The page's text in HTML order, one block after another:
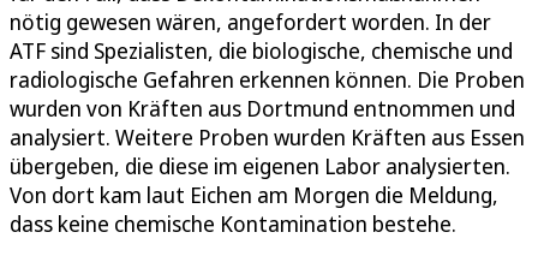
nötig gewesen wären, angefordert worden. In der
ATF sind Spezialisten, die biologische, chemische und
radiologische Gefahren erkennen können. Die Proben
wurden von Kräften aus Dortmund entnommen und
analysiert. Weitere Proben wurden Kräften aus Essen
übergeben, die diese im eigenen Labor analysierten.
Von dort kam laut Eichen am Morgen die Meldung,
dass keine chemische Kontamination bestehe.